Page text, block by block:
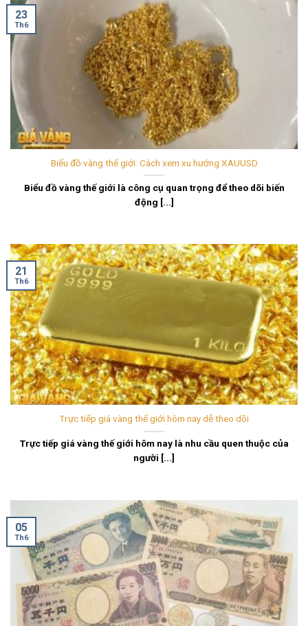
Biểu đồ vàng thế giới: Cách xem xu hướng XAUUSD
Biểu đồ vàng thế giới là công cụ quan trọng để theo dõi biến
động [...]
23
Th6
Trực tiếp giá vàng thế giới hôm nay dễ theo dõi
Trực tiếp giá vàng thế giới hôm nay là nhu cầu quen thuộc của
người [...]
21
Th6
05
Th6